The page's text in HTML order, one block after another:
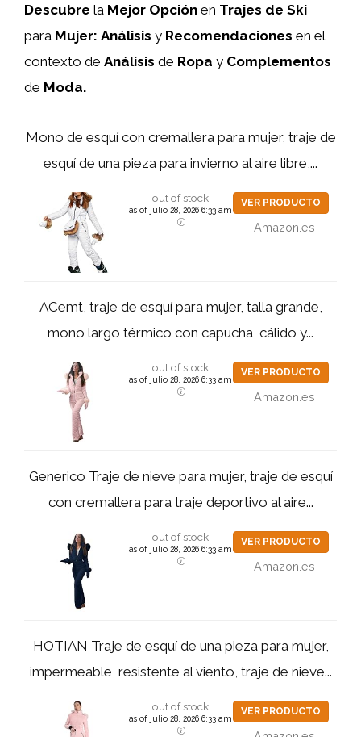
Descubre la Mejor Opción en Trajes de Ski
para Mujer: Análisis y Recomendaciones en el
contexto de Análisis de Ropa y Complementos
de Moda.
Mono de esquí con cremallera para mujer, traje de
esquí de una pieza para invierno al aire libre,...
out of stock
as of julio 28, 2026 6:33 am
VER PRODUCTO
Amazon.es
ACemt, traje de esquí para mujer, talla grande,
mono largo térmico con capucha, cálido y...
out of stock
as of julio 28, 2026 6:33 am
VER PRODUCTO
Amazon.es
Generico Traje de nieve para mujer, traje de esquí
con cremallera para traje deportivo al aire...
out of stock
as of julio 28, 2026 6:33 am
VER PRODUCTO
Amazon.es
HOTIAN Traje de esquí de una pieza para mujer,
impermeable, resistente al viento, traje de nieve...
out of stock
as of julio 28, 2026 6:33 am
VER PRODUCTO